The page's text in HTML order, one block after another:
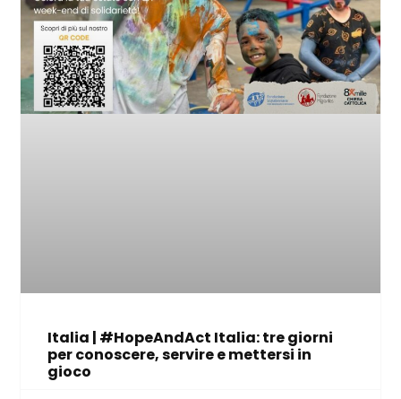
Italia | #HopeAndAct Italia: tre giorni
per conoscere, servire e mettersi in
gioco